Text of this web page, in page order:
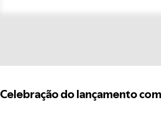
Celebração do lançamento